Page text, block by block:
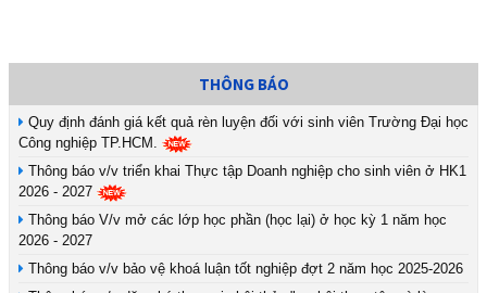
THÔNG BÁO
Quy định đánh giá kết quả rèn luyện đối với sinh viên Trường Đại học
Công nghiệp TP.HCM.
Thông báo v/v triển khai Thực tập Doanh nghiệp cho sinh viên ở HK1
2026 - 2027
Thông báo V/v mở các lớp học phần (học lại) ở học kỳ 1 năm học
2026 - 2027
Thông báo v/v bảo vệ khoá luận tốt nghiệp đợt 2 năm học 2025-2026